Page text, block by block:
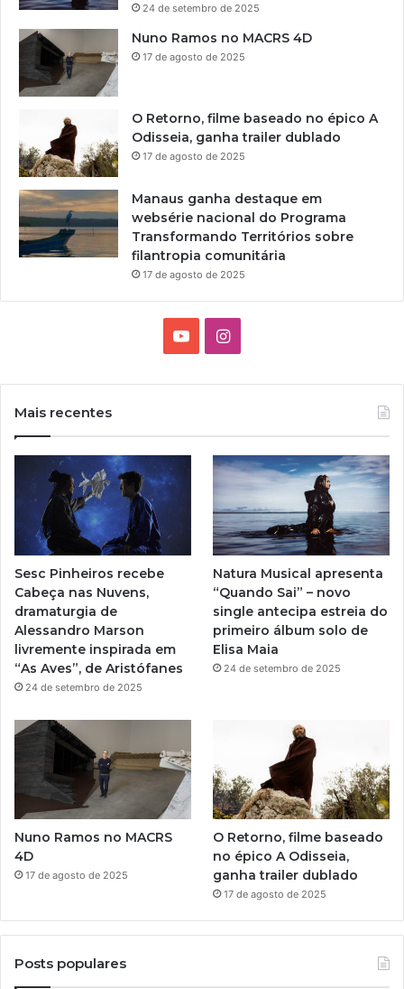
24 de setembro de 2025
Nuno Ramos no MACRS 4D
17 de agosto de 2025
O Retorno, filme baseado no épico A
Odisseia, ganha trailer dublado
17 de agosto de 2025
Manaus ganha destaque em
websérie nacional do Programa
Transformando Territórios sobre
filantropia comunitária
17 de agosto de 2025
e
I
g
r
a
m
Mais recentes
Sesc Pinheiros recebe
Cabeça nas Nuvens,
dramaturgia de
Alessandro Marson
livremente inspirada em
“As Aves”, de Aristófanes
24 de setembro de 2025
Natura Musical apresenta
“Quando Sai” – novo
single antecipa estreia do
primeiro álbum solo de
Elisa Maia
24 de setembro de 2025
Nuno Ramos no MACRS
4D
17 de agosto de 2025
O Retorno, filme baseado
no épico A Odisseia,
ganha trailer dublado
17 de agosto de 2025
Posts populares